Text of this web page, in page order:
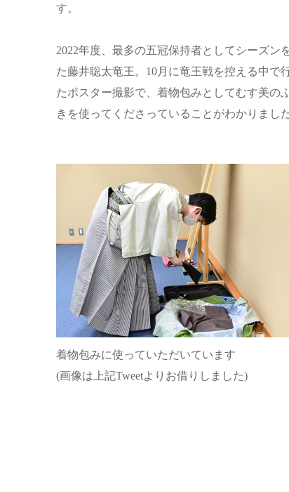
す。
2022年度、最多の五冠保持者としてシーズン
た藤井聡太竜王。10月に竜王戦を控える中で
たポスター撮影で、着物包みとしてむす美の
きを使ってくださっていることがわかりました
着物包みに使っていただいています
(画像は上記Tweetよりお借りしました)